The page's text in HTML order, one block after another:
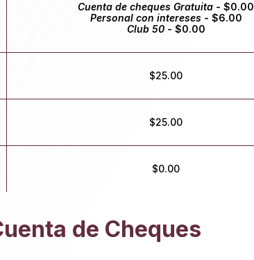
Cuenta de cheques Gratuita - $0.00
Personal con intereses - $6.00
Club 50- $0.00
$25.00
$25.00
$0.00
de Cheques